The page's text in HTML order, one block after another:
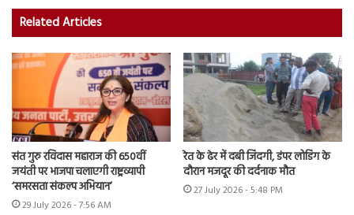
Related Articles
संत गुरु रविदास महाराज की 650वीं
जयंती पर भाजपा चलाएगी राष्ट्रव्यापी
‘समरसता संकल्प अभियान’
29 July 2026 - 7:56 AM
रेत के ढेर में दबी जिंदगी, डंपर लोडिंग के
दौरान मजदूर की दर्दनाक मौत
27 July 2026 - 5:48 PM